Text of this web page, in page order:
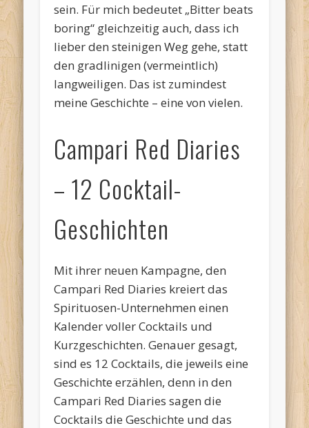
sein. Für mich bedeutet „Bitter beats
boring“ gleichzeitig auch, dass ich
lieber den steinigen Weg gehe, statt
den gradlinigen (vermeintlich)
langweiligen. Das ist zumindest
meine Geschichte – eine von vielen.
Campari Red Diaries
– 12 Cocktail-
Geschichten
Mit ihrer neuen Kampagne, den
Campari Red Diaries kreiert das
Spirituosen-Unternehmen einen
Kalender voller Cocktails und
Kurzgeschichten. Genauer gesagt,
sind es 12 Cocktails, die jeweils eine
Geschichte erzählen, denn in den
Campari Red Diaries sagen die
Cocktails die Geschichte und das